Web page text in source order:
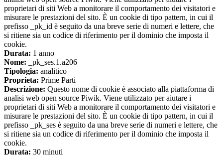
proprietari di siti Web a monitorare il comportamento dei visitatori e
misurare le prestazioni del sito. È un cookie di tipo pattern, in cui il
prefisso _pk_id è seguito da una breve serie di numeri e lettere, che
si ritiene sia un codice di riferimento per il dominio che imposta il
cookie.
Durata: 1 anno
Nome: _pk_ses.1.a206
Tipologia: analitico
Proprieta: Prime Parti
Descrizione: Questo nome di cookie è associato alla piattaforma di
analisi web open source Piwik. Viene utilizzato per aiutare i
proprietari di siti Web a monitorare il comportamento dei visitatori e
misurare le prestazioni del sito. È un cookie di tipo pattern, in cui il
prefisso _pk_ses è seguito da una breve serie di numeri e lettere, che
si ritiene sia un codice di riferimento per il dominio che imposta il
cookie.
Durata: 30 minuti